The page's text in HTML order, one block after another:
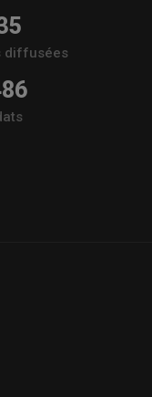
diffusées